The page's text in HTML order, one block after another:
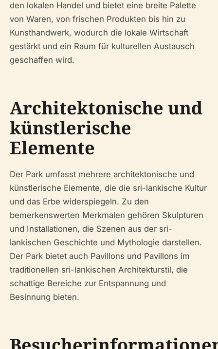
den lokalen Handel und bietet eine breite Palette
von Waren, von frischen Produkten bis hin zu
Kunsthandwerk, wodurch die lokale Wirtschaft
gestärkt und ein Raum für kulturellen Austausch
geschaffen wird.
Architektonische und
künstlerische
Elemente
Der Park umfasst mehrere architektonische und
künstlerische Elemente, die die sri-lankische Kultur
und das Erbe widerspiegeln. Zu den
bemerkenswerten Merkmalen gehören Skulpturen
und Installationen, die Szenen aus der sri-
lankischen Geschichte und Mythologie darstellen.
Der Park bietet auch Pavillons und Pavillons im
traditionellen sri-lankischen Architekturstil, die
schattige Bereiche zur Entspannung und
Besinnung bieten.